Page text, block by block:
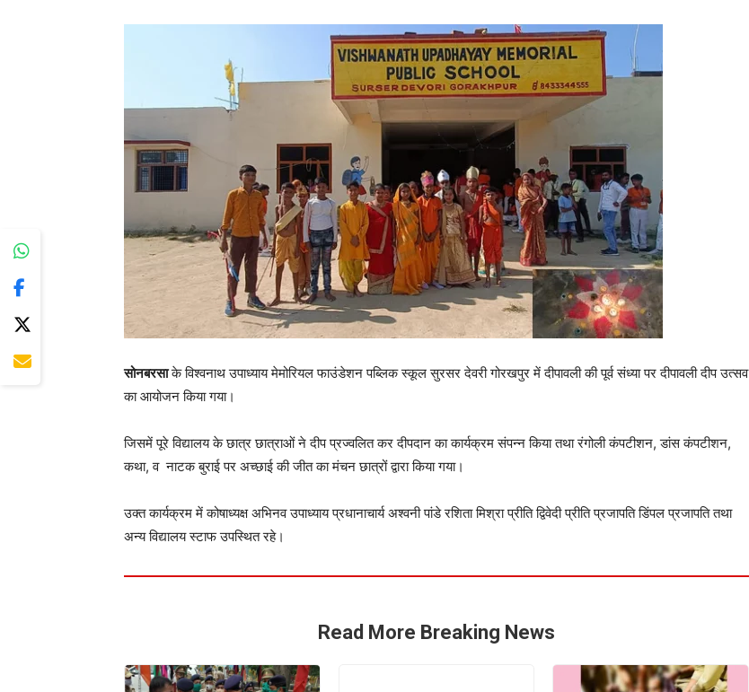
सोनबरसाके विश्वनाथ उपाध्याय मेमोरियल फाउंडेशन पब्लिक स्कूल सुरसर देवरी गोरखपुर में दीपावली की पूर्व संध्या पर दीपावली दीप उत्सव
का आयोजन किया गया।
जिसमें पूरे विद्यालय के छात्र छात्राओं ने दीप प्रज्वलित कर दीपदान का कार्यक्रम संपन्न किया तथा रंगोली कंपटीशन, डांस कंपटीशन,
कथा, व नाटक बुराई पर अच्छाई की जीत का मंचन छात्रों द्वारा किया गया।
उक्त कार्यक्रम में कोषाध्यक्ष अभिनव उपाध्याय प्रधानाचार्य अश्वनी पांडे रशिता मिश्रा प्रीति द्विवेदी प्रीति प्रजापति डिंपल प्रजापति तथा
अन्य विद्यालय स्टाफ उपस्थित रहे।
Read More Breaking News